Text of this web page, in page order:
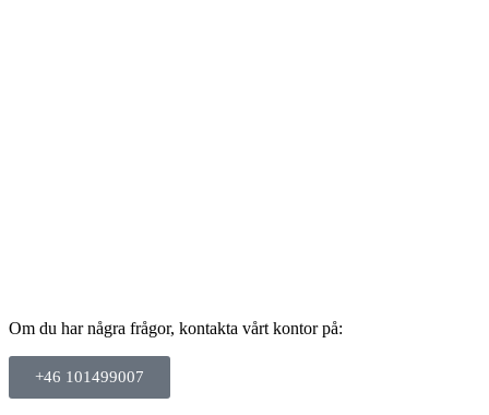
Om du har några frågor, kontakta vårt kontor på:
+46 101499007